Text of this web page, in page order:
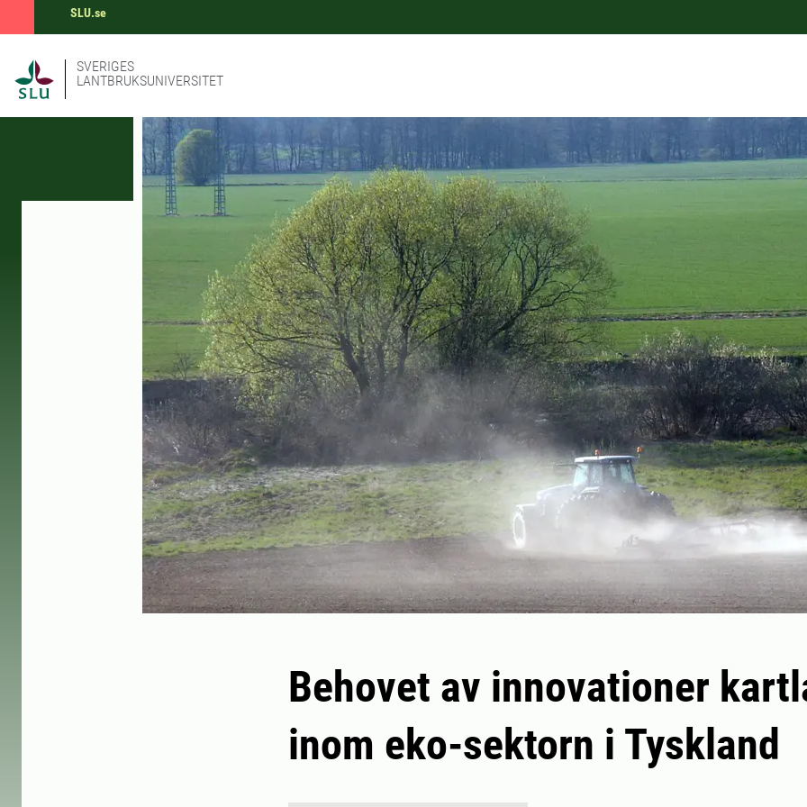
SLU.se
SVERIGES
LANTBRUKSUNIVERSITET
Behovet av innovationer
inom eko-sektorn i Tyskland